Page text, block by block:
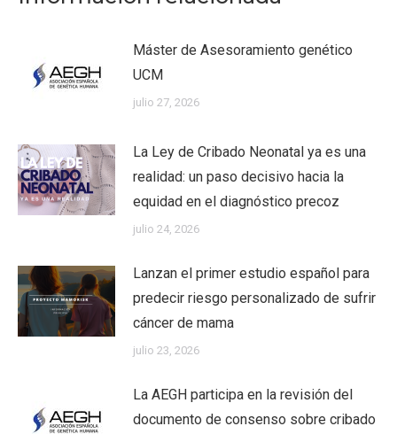
Máster de Asesoramiento genético
UCM
julio 27, 2026
La Ley de Cribado Neonatal ya es una
realidad: un paso decisivo hacia la
equidad en el diagnóstico precoz
julio 24, 2026
Lanzan el primer estudio español para
predecir riesgo personalizado de sufrir
cáncer de mama
julio 23, 2026
La AEGH participa en la revisión del
documento de consenso sobre cribado